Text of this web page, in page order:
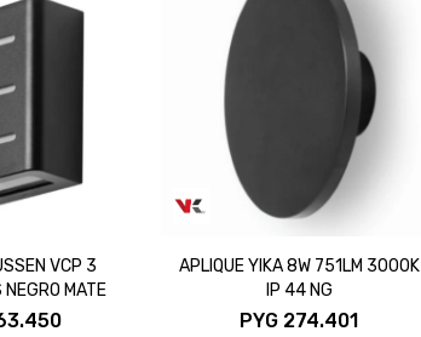
VCP 3
MATE
APLIQUE YIKA 8W 751LM 3000K
IP 44 NG
PYG 274.401